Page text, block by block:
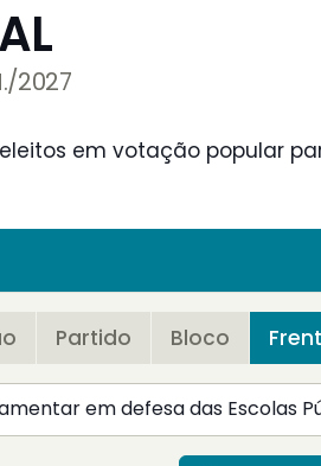
2027
em votação popular
Partido Bloco